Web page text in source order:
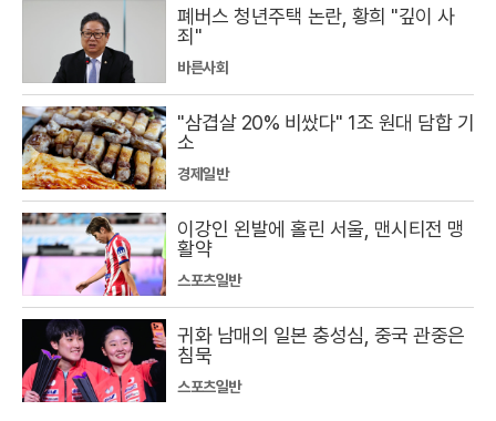
폐버스 청년주택 논란, 황희 "깊이 사
죄"
바른사회
"삼겹살 20% 비쌌다" 1조 원대 담합 기
소
경제일반
이강인 왼발에 홀린 서울, 맨시티전 맹
활약
스포츠일반
귀화 남매의 일본 충성심, 중국 관중은
침묵
스포츠일반